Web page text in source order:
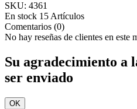
SKU: 4361
En stock 15 Artículos
Comentarios (0)
No hay reseñas de clientes en este
Su agradecimiento a
ser enviado
OK